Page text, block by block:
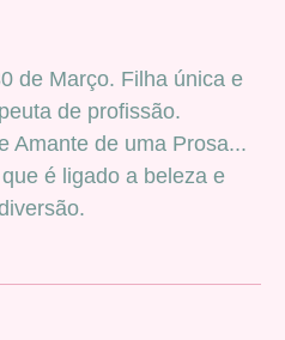
de Março. Filha única e
de profissão.
Amante de uma Prosa...
é ligado a beleza e